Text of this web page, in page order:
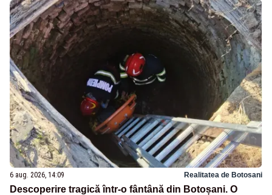
6 aug. 2026, 14:09 Realitatea de Botosani
Descoperire tragică într-o fântână din Botoșani. O